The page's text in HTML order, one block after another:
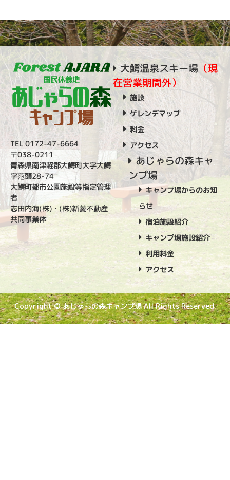
TEL 0172-47-6664
〒038-0211
青森県南津軽郡大鰐町大字大鰐
字萢頭28-74
大鰐町都市公園施設等指定管理
者
志田内海(株)・(株)新菱不動産
共同事業体
大鰐温泉スキー場 （現
在営業期間外）
施設
ゲレンデマップ
料金
アクセス
あじゃらの森キャ
ンプ場
キャンプ場からのお知
らせ
宿泊施設紹介
キャンプ場施設紹介
利用料金
アクセス
Copyright © あじゃらの森キャンプ場 All Rights Reserved.